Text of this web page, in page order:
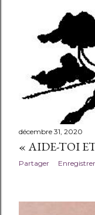
s
décembre 31, 2020
« AIDE-TOI
Partager